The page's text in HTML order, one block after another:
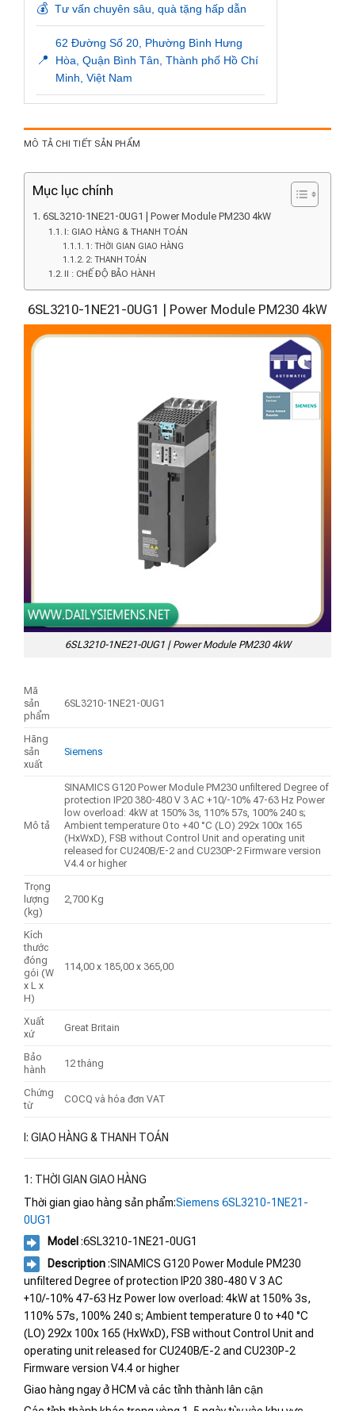
💰 Tư vấn chuyên sâu, quà tặng hấp dẫn
📍
62 Đường Số 20, Phường Bình Hưng
Hòa, Quận Bình Tân, Thành phố Hồ Chí
Minh, Việt Nam
MÔ TẢ CHI TIẾT SẢN PHẨM
Mục lục chính
6SL3210-1NE21-0UG1 | Power Module PM230 4kW
I: GIAO HÀNG & THANH TOÁN
1: THỜI GIAN GIAO HÀNG
2: THANH TOÁN
II : CHẾ ĐỘ BẢO HÀNH
6SL3210-1NE21-0UG1 | Power Module PM230 4kW
6SL3210-1NE21-0UG1 | Power Module PM230 4kW
Mã
sản
phẩm
6SL3210-1NE21-0UG1
Hãng
sản
xuất
Siemens
Mô tả
SINAMICS G120 Power Module PM230 unfiltered Degree of
protection IP20 380-480 V 3 AC +10/-10% 47-63 Hz Power
low overload: 4kW at 150% 3s, 110% 57s, 100% 240 s;
Ambient temperature 0 to +40 °C (LO) 292x 100x 165
(HxWxD), FSB without Control Unit and operating unit
released for CU240B/E-2 and CU230P-2 Firmware version
V4.4 or higher
Trọng
lượng
(kg)
2,700 Kg
Kích
thước
đóng
gói (W
x L x
H)
114,00 x 185,00 x 365,00
Xuất
xứ
Great Britain
Bảo
hành
12 tháng
Chứng
từ
COCQ và hóa đơn VAT
I: GIAO HÀNG & THANH TOÁN
1: THỜI GIAN GIAO HÀNG
Thời gian giao hàng sản phẩm:Siemens 6SL3210-1NE21-
0UG1
Model :6SL3210-1NE21-0UG1
Description:SINAMICS G120 Power Module PM230
unfiltered Degree of protection IP20 380-480 V 3 AC
+10/-10% 47-63 Hz Power low overload: 4kW at 150% 3s,
110% 57s, 100% 240 s; Ambient temperature 0 to +40 °C
(LO) 292x 100x 165 (HxWxD), FSB without Control Unit and
operating unit released for CU240B/E-2 and CU230P-2
Firmware version V4.4 or higher
Giao hàng ngay ở HCM và các tỉnh thành lân cận